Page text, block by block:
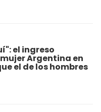
el ingreso
Argentina en
el de los hombres